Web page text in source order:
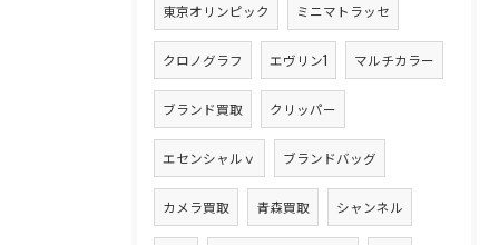
東京オリンピック ミニマトラッセ
クロノグラフ エヴリン1 マルチカラー
ブランド買取 クリッパー
エセンシャルｖ ブランドバッグ
カメラ買取 青森買取 シャンネル